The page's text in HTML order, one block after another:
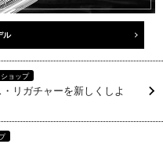
ル
ショップ
リガチャーを新しくしよ